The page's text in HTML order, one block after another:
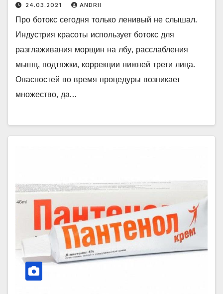
24.03.2021 ANDRII
Про ботокс сегодня только ленивый не слышал.
Индустрия красоты использует ботокс для
разглаживания морщин на лбу, расслабления
мышц, подтяжки, коррекции нижней трети лица.
Опасностей во время процедуры возникает
множество, да…